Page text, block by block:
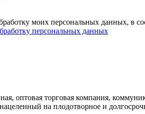
моих персональных данных,
персональных данных
оптовая торговая компания,
на плодотворное и